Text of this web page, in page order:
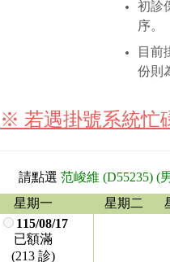
初診
序。
目前
份則
※ 若遇掛號系統忙
請點選 范峻維 (D55235) (